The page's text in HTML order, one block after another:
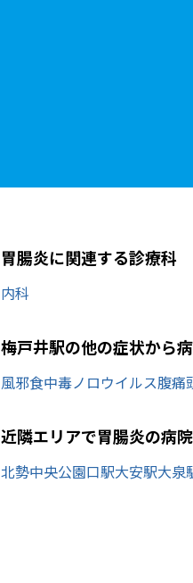
胃腸炎に関連する診療科
内科
梅戸井駅の他の症状から
風邪食中毒ノロウイルス腹痛
近隣エリアで胃腸炎の病
北勢中央公園口駅大安駅大泉